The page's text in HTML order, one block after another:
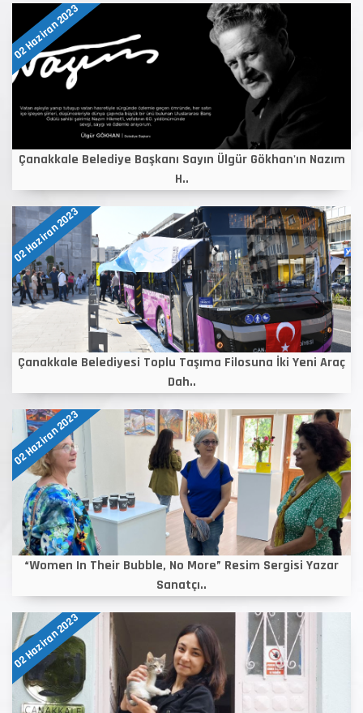
02 Haziran 2023
Çanakkale Belediye Başkanı Sayın Ülgür Gökhan'ın Nazım
H..
02 Haziran 2023
Çanakkale Belediyesi Toplu Taşıma Filosuna İki Yeni Araç
Dah..
02 Haziran 2023
“Women In Their Bubble, No More” Resim Sergisi Yazar
Sanatçı..
02 Haziran 2023